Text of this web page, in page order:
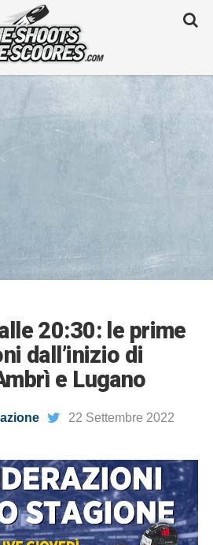
20:30: le prime
dall’inizio di
e Lugano
22 Settembre 2022